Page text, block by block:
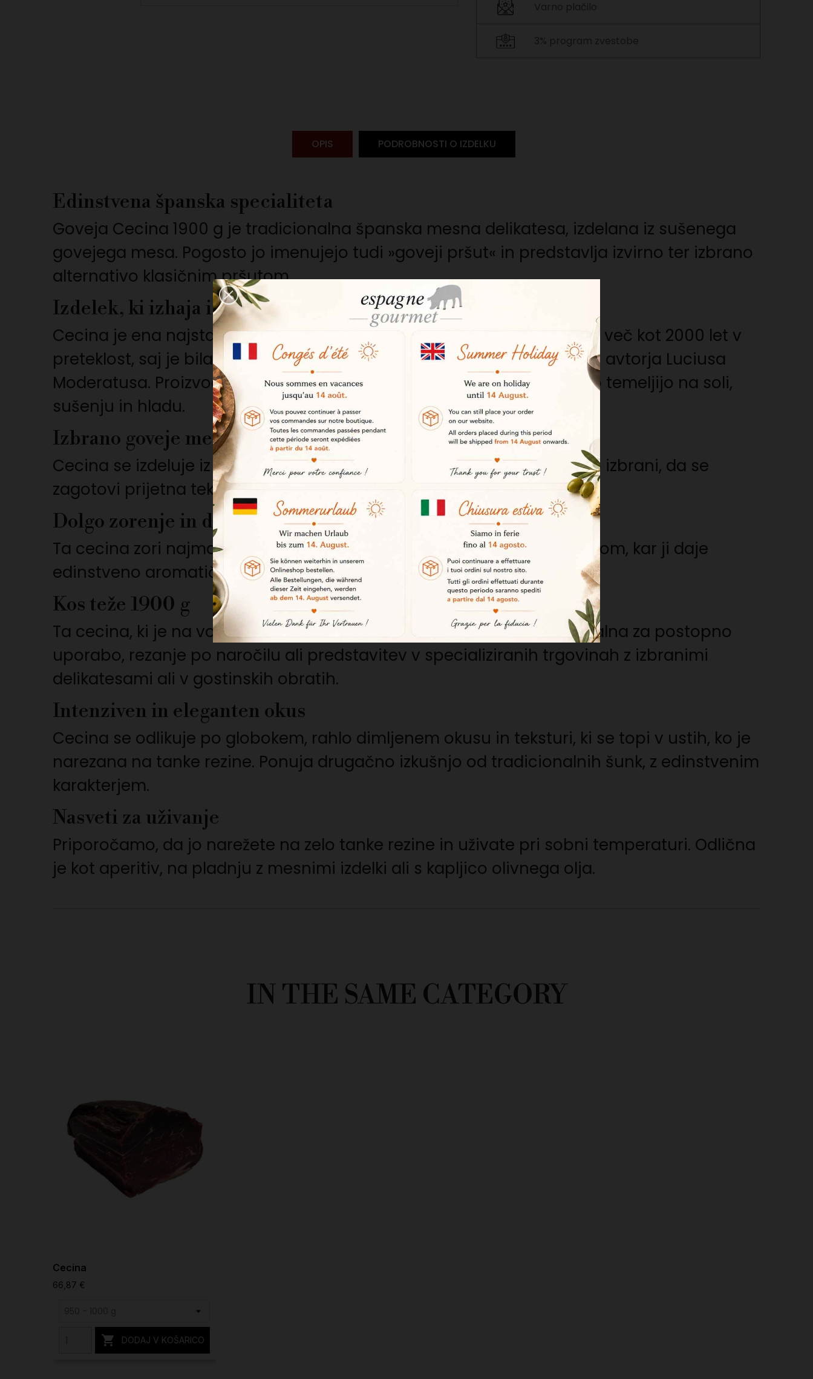
OPIS PODROBNOSTI O IZDELKU
Edinstvena španska specialiteta
Goveja Cecina 1900 g je tradicionalna španska mesna delikatesa, izdelana iz sušenega
govejega mesa. Pogosto jo imenujejo tudi »goveji pršut« in predstavlja izvirno ter izbrano
alternativo klasičnim pršutom.
Izdelek, ki izhaja iz prednikovega znanja
Cecina je ena najstarejših oblik konzerviranega mesa. Njen izvor sega več kot 2000 let v
preteklost, saj je bila že v rimskih časih omenjena v delu »Res Rustica« avtorja Luciusa
Moderatusa. Proizvodne metode so se le malo spremenile in še vedno temeljijo na soli,
sušenju in hladu.
Izbrano goveje meso
Cecina se izdeluje iz različnih delov govejega stegna. Ti kosi so skrbno izbrani, da se
zagotovi prijetna tekstura in stalna kakovost.
Dolgo zorenje in dimljenje z hrastovim lesom
Ta cecina zori najmanj 14 mesecev. Nato se rahlo dimi z hrastovim lesom, kar ji daje
edinstveno aromatično globino in značilen okus.
Kos teže 1900 g
Ta cecina, ki je na voljo v celotnem kosu težkem približno 1,9 kg, je idealna za postopno
uporabo, rezanje po naročilu ali predstavitev v specializiranih trgovinah z izbranimi
delikatesami ali v gostinskih obratih.
Intenziven in eleganten okus
Cecina se odlikuje po globokem, rahlo dimljenem okusu in teksturi, ki se topi v ustih, ko je
narezana na tanke rezine. Ponuja drugačno izkušnjo od tradicionalnih šunk, z edinstvenim
karakterjem.
Nasveti za uživanje
Priporočamo, da jo narežete na zelo tanke rezine in uživate pri sobni temperaturi. Odlična
je kot aperitiv, na pladnju z mesnimi izdelki ali s kapljico olivnega olja.
IN THE SAME CATEGORY
Cecina
66,87 €
 DODAJ V KOŠARICO